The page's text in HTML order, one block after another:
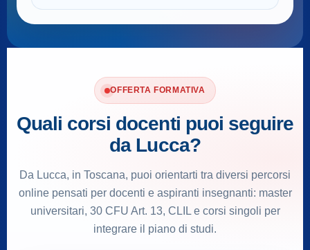
OFFERTA FORMATIVA
Quali corsi docenti puoi seguire
da Lucca?
Da Lucca, in Toscana, puoi orientarti tra diversi percorsi
online pensati per docenti e aspiranti insegnanti: master
universitari, 30 CFU Art. 13, CLIL e corsi singoli per
integrare il piano di studi.